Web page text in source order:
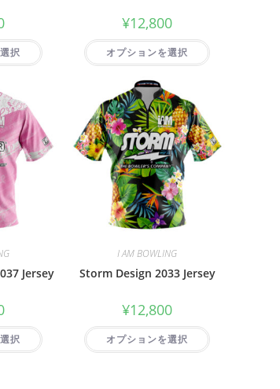
択
¥12,800
オプションを選択
Jersey
択
I AM BOWLING
Storm Design 2033 Jersey
¥12,800
オプションを選択